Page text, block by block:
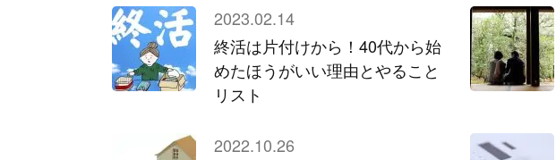
2023.02.14
終活は片付けから！40代から始
めたほうがいい理由とやること
リスト
2022.10.26